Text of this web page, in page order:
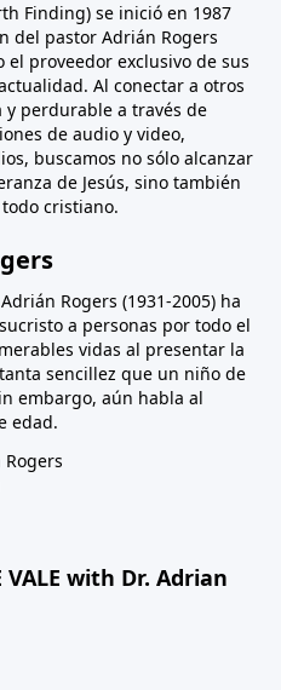
Finding) se inició en 1987
del pastor Adrián Rogers
el proveedor exclusivo de sus
Al conectar a otros
perdurable a través de
de audio y video,
buscamos no sólo alcanzar
de Jesús, sino también
cristiano.
Rogers (1931-2005) ha
a personas por todo el
vidas al presentar la
sencillez que un niño de
embargo, aún habla al
edad.
VALE with Dr. Adrian